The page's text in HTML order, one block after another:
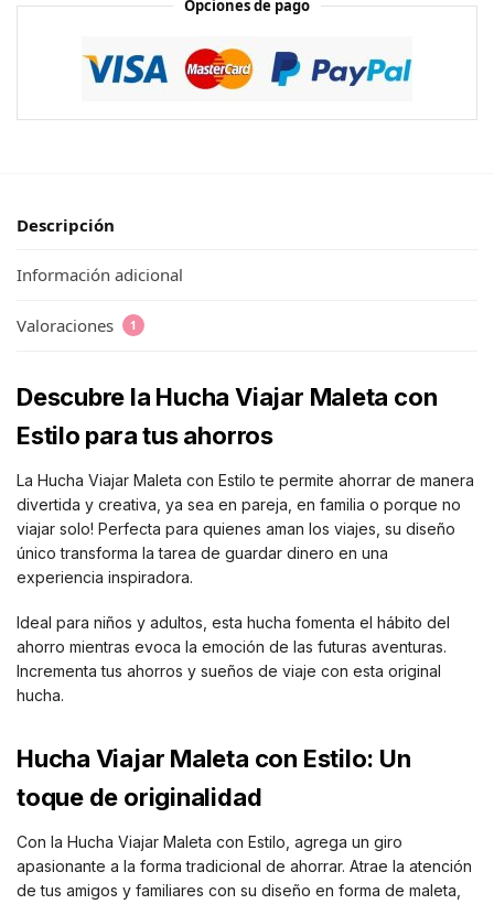
Opciones de pago
Descripción
Información adicional
Valoraciones 1
Descubre la Hucha Viajar Maleta con
Estilo para tus ahorros
La Hucha Viajar Maleta con Estilo te permite ahorrar de manera
divertida y creativa, ya sea en pareja, en familia o porque no
viajar solo! Perfecta para quienes aman los viajes, su diseño
único transforma la tarea de guardar dinero en una
experiencia inspiradora.
Ideal para niños y adultos, esta hucha fomenta el hábito del
ahorro mientras evoca la emoción de las futuras aventuras.
Incrementa tus ahorros y sueños de viaje con esta original
hucha.
Hucha Viajar Maleta con Estilo: Un
toque de originalidad
Con la Hucha Viajar Maleta con Estilo, agrega un giro
apasionante a la forma tradicional de ahorrar. Atrae la atención
de tus amigos y familiares con su diseño en forma de maleta,